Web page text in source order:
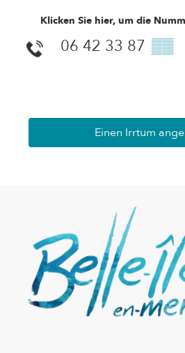
Klicken Sie hier, um die
06 42 33 87 ▒▒
Einen Irrtum